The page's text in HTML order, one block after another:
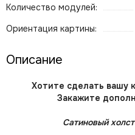
Количество модулей:
Ориентация картины:
Описание
Хотите сделать вашу
Закажите
Сатиновый